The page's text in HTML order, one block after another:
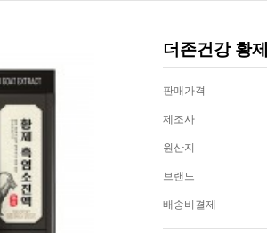
더존건강 황
판매가격
제조사
원산지
브랜드
배송비결제